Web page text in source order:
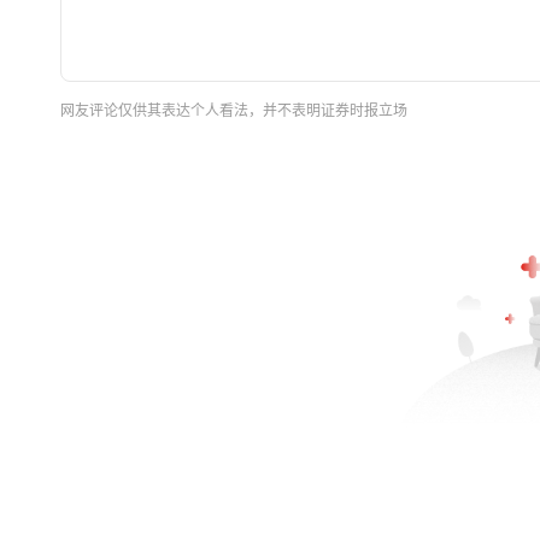
网友评论仅供其表达个人看法，并不表明证券时报立场